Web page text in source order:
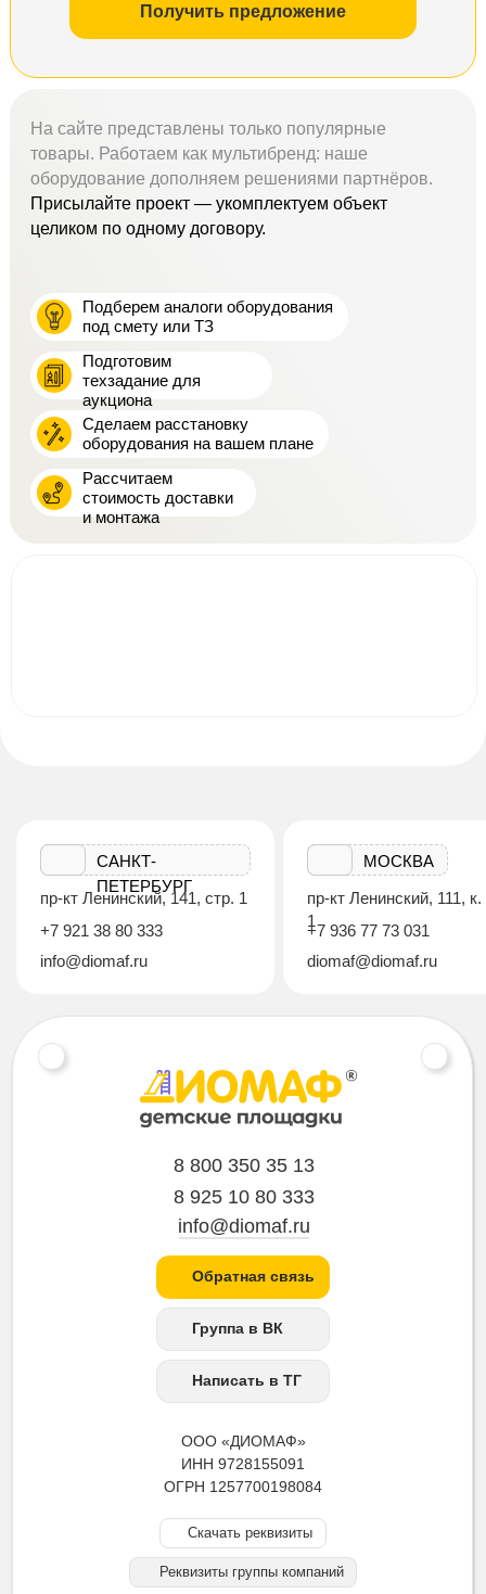
На сайте представлены только популярные
товары. Работаем как мультибренд: наше
оборудование дополняем решениями партнёров.
Присылайте проект — укомплектуем объект
целиком по одному договору.
Подберем аналоги оборудования
под смету или ТЗ
Подготовим
техзадание для
аукциона
Сделаем расстановку
оборудования на вашем плане
Рассчитаем
стоимость доставки
и монтажа
Получить предложение
САНКТ-
ПЕТЕРБУРГ
пр-кт Ленинский, 141, стр. 1
+7 921 38 80 333
info@diomaf.ru
МОСКВА
пр-кт Ленинский, 111, к.
1
+7 936 77 73 031
diomaf@diomaf.ru
ООО «ДИОМАФ»
ИНН 9728155091
ОГРН 1257700198084
Скачать реквизиты
Реквизиты группы компаний
8 800 350 35 13
8 925 10 80 333
info@diomaf.ru
Обратная связь
Группа в ВК
Написать в ТГ